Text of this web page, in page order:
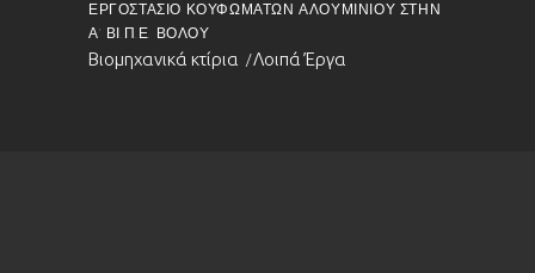
ΕΡΓΟΣΤΆΣΙΟ ΚΟΥΦΩΜΆΤΩΝ ΑΛΟΥΜΙΝΊΟΥ ΣΤΗΝ
Α’ ΒΙ.Π.Ε. ΒΌΛΟΥ
Βιομηχανικά κτίρια Λοιπά Έργα